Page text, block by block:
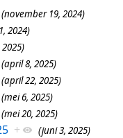
(november 19, 2024)
2024)
(april 8, 2025)
(april 22, 2025)
(mei 6, 2025)
(mei 20, 2025)
+ (juni 3, 2025)